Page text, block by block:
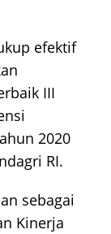
efektif
III
2020
RI.
sebagai
Kinerja